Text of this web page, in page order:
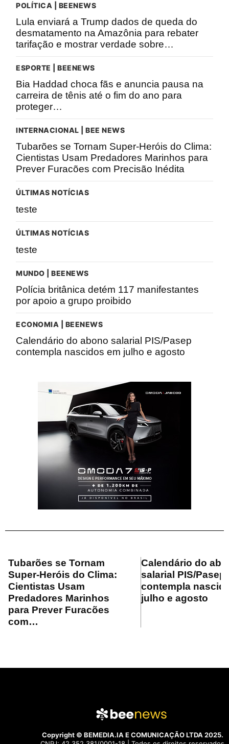
POLÍTICA | BEENEWS
Lula enviará a Trump dados de queda do
desmatamento na Amazônia para rebater
tarifação e mostrar verdade sobre…
ESPORTE | BEENEWS
Bia Haddad choca fãs e anuncia pausa na
carreira de tênis até o fim do ano para
proteger…
INTERNACIONAL | BEE NEWS
Tubarões se Tornam Super-Heróis do Clima:
Cientistas Usam Predadores Marinhos para
Prever Furacões com Precisão Inédita
ÚLTIMAS NOTÍCIAS
teste
ÚLTIMAS NOTÍCIAS
teste
MUNDO | BEENEWS
Polícia britânica detém 117 manifestantes
por apoio a grupo proibido
ECONOMIA | BEENEWS
Calendário do abono salarial PIS/Pasep
contempla nascidos em julho e agosto
Tubarões se Tornam
Super-Heróis do Clima:
Cientistas Usam
Predadores Marinhos
para Prever Furacões
com…
Calendário do
salarial PIS/Pasep
contempla
julho e agosto
Copyright © BEMEDIA.IA E COMUNICAÇÃO LTDA 2025.